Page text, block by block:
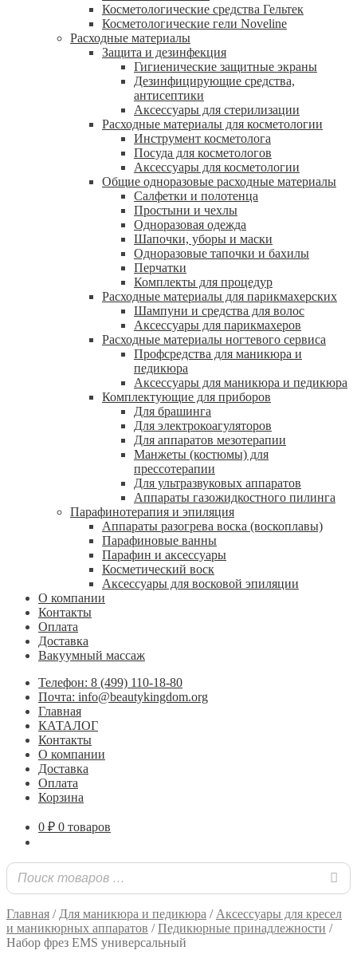
Косметологические средства Гельтек
Косметологические гели Noveline
Расходные материалы
Защита и дезинфекция
Гигиенические защитные экраны
Дезинфицирующие средства,
антисептики
Аксессуары для стерилизации
Расходные материалы для косметологии
Инструмент косметолога
Посуда для косметологов
Аксессуары для косметологии
Общие одноразовые расходные материалы
Салфетки и полотенца
Простыни и чехлы
Одноразовая одежда
Шапочки, уборы и маски
Одноразовые тапочки и бахилы
Перчатки
Комплекты для процедур
Расходные материалы для парикмахерских
Шампуни и средства для волос
Аксессуары для парикмахеров
Расходные материалы ногтевого сервиса
Профсредства для маникюра и
педикюра
Аксессуары для маникюра и педикюра
Комплектующие для приборов
Для брашинга
Для электрокоагуляторов
Для аппаратов мезотерапии
Манжеты (костюмы) для
прессотерапии
Для ультразвуковых аппаратов
Аппараты газожидкостного пилинга
Парафинотерапия и эпиляция
Аппараты разогрева воска (воскоплавы)
Парафиновые ванны
Парафин и аксессуары
Косметический воск
Аксессуары для восковой эпиляции
О компании
Контакты
Оплата
Доставка
Вакуумный массаж
Телефон: 8 (499) 110-18-80
Почта: info@beautykingdom.org
Главная
КАТАЛОГ
Контакты
О компании
Доставка
Оплата
Корзина
0 ₽ 0 товаров
Главная / Для маникюра и педикюра / Аксессуары для кресел
и маникюрных аппаратов /Педикюрные принадлежности /
Набор фрез EMS универсальный